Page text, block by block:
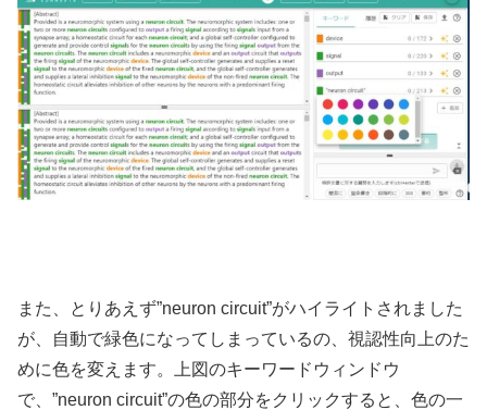
また、とりあえず”neuron circuit”がハイライトされました
が、自動で緑色になってしまっているの、視認性向上のた
めに色を変えます。上図のキーワードウィンドウ
で、”neuron circuit”の色の部分をクリックすると、色の一